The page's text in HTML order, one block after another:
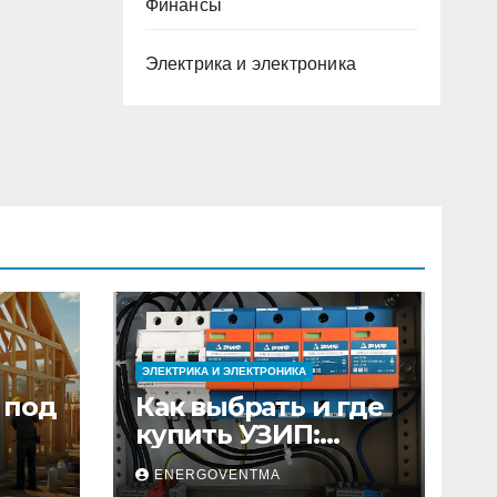
Финансы
Электрика и электроника
под
ЭЛЕКТРИКА И ЭЛЕКТРОНИКА
Как выбрать и где
купить УЗИП:
особенности
устройств защиты
ENERGOVENTMA